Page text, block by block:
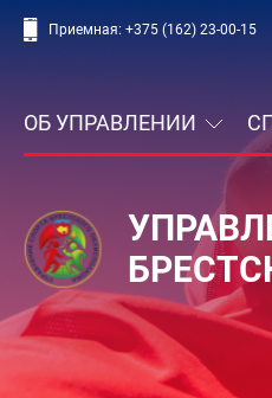
Приемная: +375 (162) 23-00-15
ОБ УПРАВЛЕНИИ